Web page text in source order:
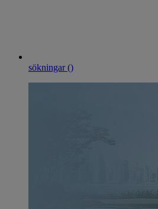
sökningar ()